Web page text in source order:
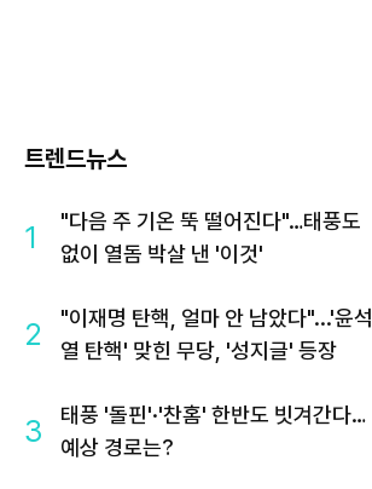
트렌드뉴스
1
"다음 주 기온 뚝 떨어진다"…태풍도
없이 열돔 박살 낸 '이것'
2
"이재명 탄핵, 얼마 안 남았다"...'윤석
열 탄핵' 맞힌 무당, '성지글' 등장
3
태풍 '돌핀'·'찬홈' 한반도 빗겨간다…
예상 경로는?